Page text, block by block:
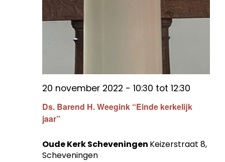
Ds. Barend H. Weegink “Einde kerkelijk
jaar”
20 november 2022 - 10:30 tot 12:30
Oude Kerk Scheveningen Keizerstraat 8,
Scheveningen